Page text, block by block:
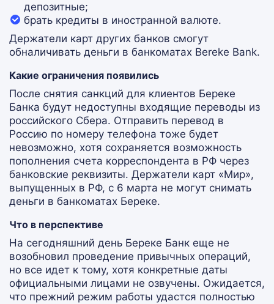
депозитные;
брать кредиты в иностранной валюте.
Держатели карт других банков смогут
обналичивать деньги в банкоматах Bereke Bank.
Какие ограничения появились
После снятия санкций для клиентов Береке
Банка будут недоступны входящие переводы из
российского Сбера. Отправить перевод в
Россию по номеру телефона тоже будет
невозможно, хотя сохраняется возможность
пополнения счета корреспондента в РФ через
банковские реквизиты. Держатели карт «Мир»,
выпущенных в РФ, с 6 марта не могут снимать
деньги в банкоматах Береке.
Что в перспективе
На сегодняшний день Береке Банк еще не
возобновил проведение привычных операций,
но все идет к тому, хотя конкретные даты
официальными лицами не озвучены. Ожидается,
что прежний режим работы удастся полностью